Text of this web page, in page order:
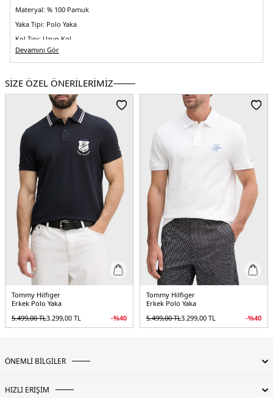
Materyal: % 100 Pamuk
Yaka Tipi: Polo Yaka
Kol Tipi: Uzun Kol
Kumaş Tipi:Belirtilmemiş
Kalıp Bilgisi:Regular Fit
Yaş Grubu:Yetişkin
Vietnam
Detaylar:
- Kolda Tommy Hilfiger Bayrak İşlemesi
3DE1MW0MW40302DW5.12
Devamını Gör
SİZE ÖZEL ÖNERİLERİMİZ
Tommy Hilfiger
Erkek Polo Yaka
5.499,00TL3.299,00 TL -%40
Tommy Hilfiger
Erkek Polo Yaka
5.499,00TL3.299,00 TL -%40
ÖNEMLİ BİLGİLER
HIZLI ERİŞİM